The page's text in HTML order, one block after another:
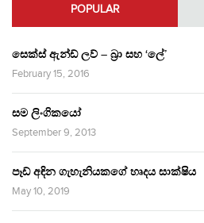
POPULAR
සෙක්ස් ඇන්ඩ් ලව් – බ්‍රා සහ ‘ලේ’
February 15, 2016
සම ලිංගිකයෝ
September 9, 2013
පෑඩ් අඳින ගැහැනියකගේ හෘදය සාක්ෂිය
May 10, 2019